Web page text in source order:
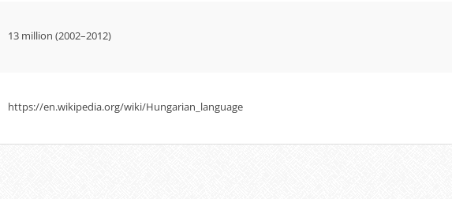
13 million (2002–2012)
https://en.wikipedia.org/wiki/Hungarian_language